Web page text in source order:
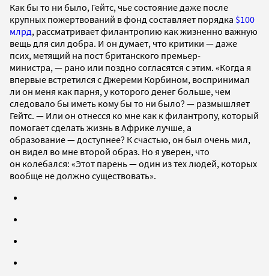
Как бы то ни было, Гейтс, чье состояние даже после
крупных пожертвований в фонд составляет порядка $100
млрд, рассматривает филантропию как жизненно важную
вещь для сил добра. И он думает, что критики — даже
псих, метящий на пост британского премьер-
министра, — рано или поздно согласятся с этим. «Когда я
впервые встретился с Джереми Корбином, воспринимал
ли он меня как парня, у которого денег больше, чем
следовало бы иметь кому бы то ни было? — размышляет
Гейтс. — Или он отнесся ко мне как к филантропу, который
помогает сделать жизнь в Африке лучше, а
образование — доступнее? К счастью, он был очень мил,
он видел во мне второй образ. Но я уверен, что
он колебался: «Этот парень — один из тех людей, которых
вообще не должно существовать».